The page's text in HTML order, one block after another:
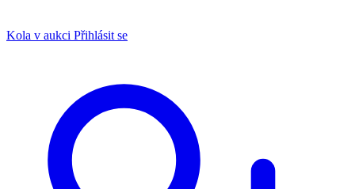
Kola v aukci Přihlásit se